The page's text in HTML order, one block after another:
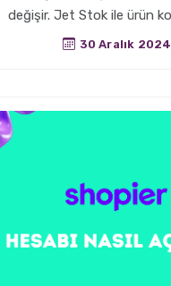
değişir. Jet Stok ile ürün
30 Aralık 2024